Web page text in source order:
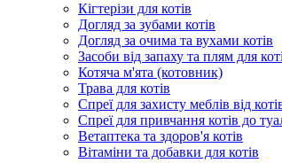
Кігтерізи для котів
Догляд за зубами котів
Догляд за очима та вухами котів
Засоби від запаху та плям для
Котяча м'ята (котовник)
Трава для котів
Спреї для захисту меблів від
Спреї для привчання котів до
Ветаптека та здоров'я котів
Вітаміни та добавки для котів